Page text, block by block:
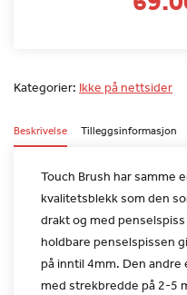
Kategorier: Ikke på nettsider
Beskrivelse Tilleggsinformasjon
Touch Brush har samme
kvalitetsblekksom den
drakt og med penselspiss
holdbare penselspissen
på inntil 4mm. Den
med strekbredde på 2-5